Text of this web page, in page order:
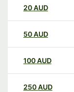
20AUD
50AUD
100AUD
250AUD